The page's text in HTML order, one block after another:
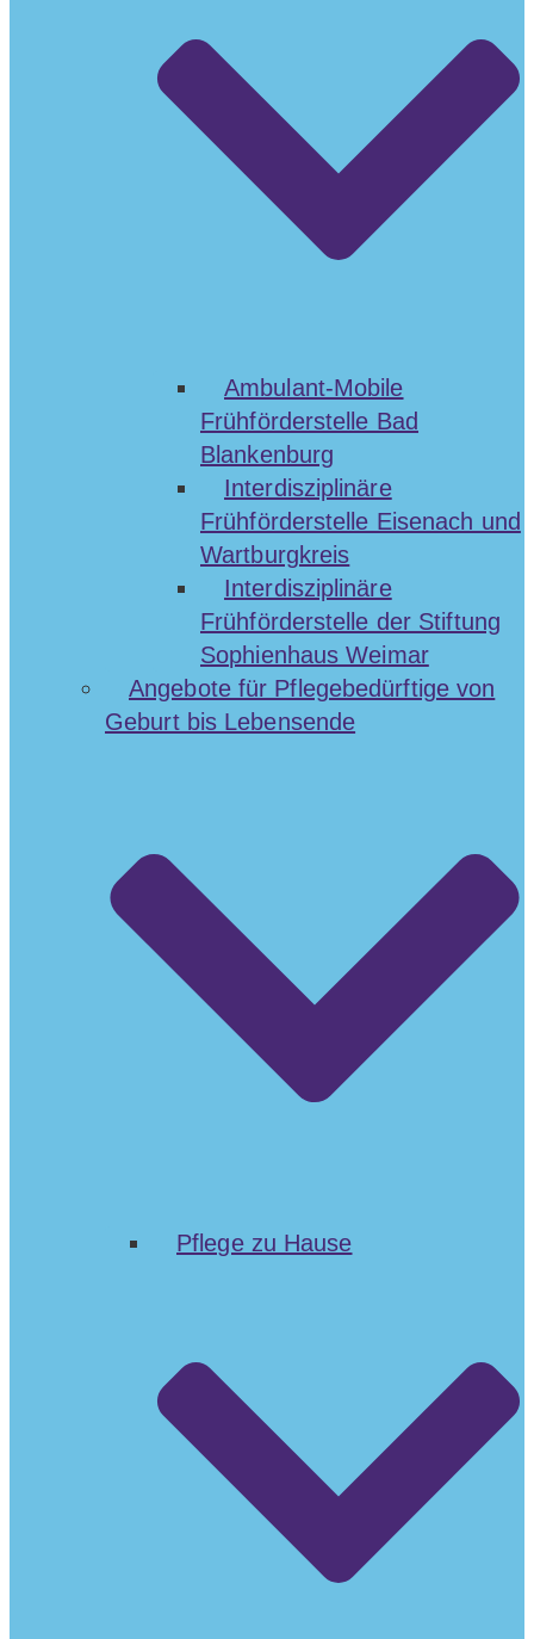
Ambulant-Mobile
Frühförderstelle Bad
Blankenburg
Interdisziplinäre
Frühförderstelle Eisenach und
Wartburgkreis
Interdisziplinäre
Frühförderstelle der Stiftung
Sophienhaus Weimar
Angebote für Pflegebedürftige von
Geburt bis Lebensende
Pflege zu Hause